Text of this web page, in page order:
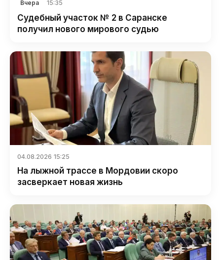
Вчера 15:35
Судебный участок № 2 в Саранске
получил нового мирового судью
04.08.2026 15:25
На лыжной трассе в Мордовии скоро
засверкает новая жизнь